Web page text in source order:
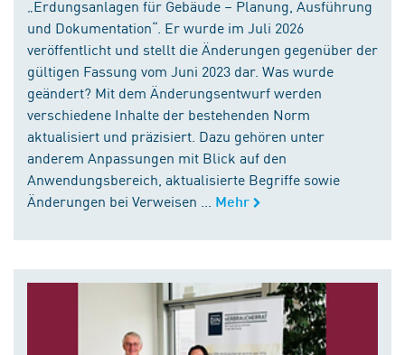
„Erdungsanlagen für Gebäude – Planung, Ausführung
und Dokumentation“. Er wurde im Juli 2026
veröffentlicht und stellt die Änderungen gegenüber der
gültigen Fassung vom Juni 2023 dar. Was wurde
geändert? Mit dem Änderungsentwurf werden
verschiedene Inhalte der bestehenden Norm
aktualisiert und präzisiert. Dazu gehören unter
anderem Anpassungen mit Blick auf den
Anwendungsbereich, aktualisierte Begriffe sowie
Änderungen bei Verweisen ...
Mehr